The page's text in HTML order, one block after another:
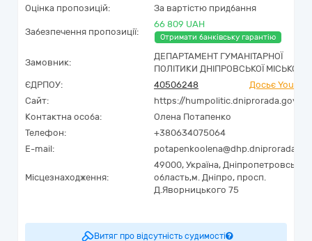
Оцінка пропозицій:
За вартістю придбання
Забезпечення пропозиції:
66 809 UAH
Отримати банківську гарантію
Замовник:
ДЕПАРТАМЕНТ ГУМАНІТАРНОЇ
ПОЛІТИКИ ДНІПРОВСЬКОЇ МІСЬКОЇ
ЄДРПОУ:
40506248
Досьє
Сайт:
https://
Контактна особа:
Олена Потапенко
Телефон:
+380634075064
E-mail:
Місцезнаходження:
49000, Україна, Дніпропетровська
область,м. Дніпро, просп.
Д.Яворницького 75
Витяг про відсутність судимості